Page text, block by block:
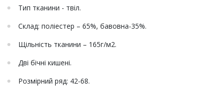
Тип тканини - твіл.
Склад: поліестер – 65%, бавовна-35%.
Щільність тканини – 165г/м2.
Дві бічні кишені.
Розмірний ряд: 42-68.